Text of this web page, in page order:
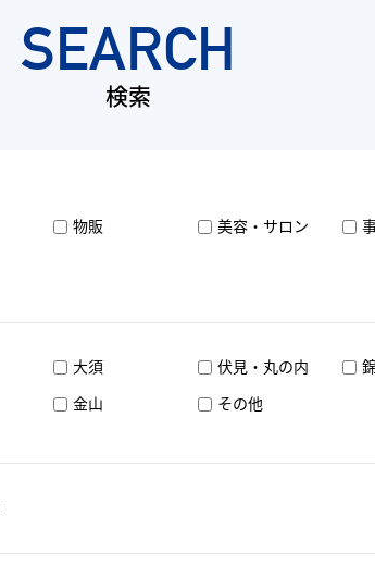
SEARCH
検索
物販 美容・サロン
大須 伏見・丸の内
金山 その他